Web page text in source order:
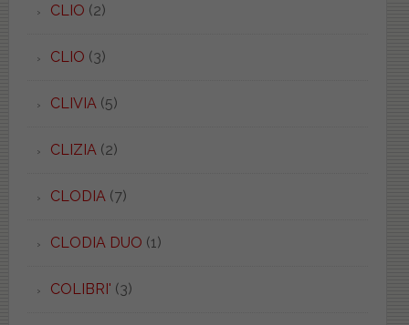
CLIO (2)
CLIO (3)
CLIVIA (5)
CLIZIA (2)
CLODIA (7)
CLODIA DUO (1)
COLIBRI' (3)